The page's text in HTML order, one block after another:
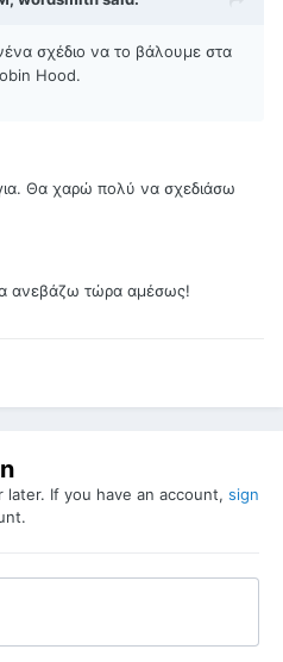
σχέδιο να το βάλουμε στα
Hood.
Θα χαρώ πολύ να σχεδιάσω
ανεβάζω τώρα αμέσως!
If you have an account, sign